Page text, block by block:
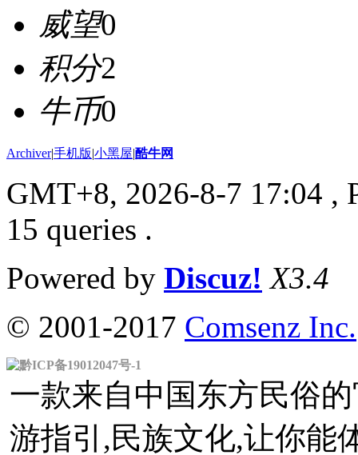
威望0
积分2
牛币0
Archiver|手机版|小黑屋|酷牛网
GMT+8, 2026-8-7 17:04 ,
15 queries .
Powered by Discuz! X3.4
© 2001-2017 Comsenz Inc.
黔ICP备19012047号-1
一款来自中国东方民俗
游指引,民族文化,让你能